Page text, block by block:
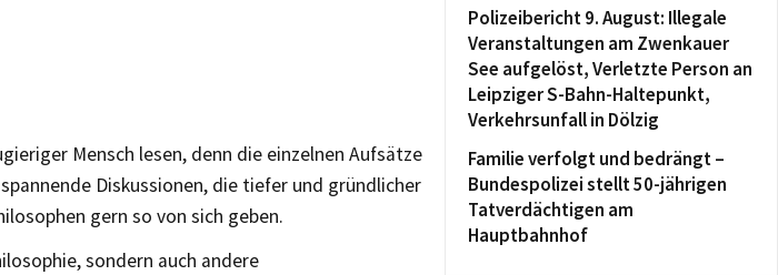
Mensch lesen, denn die einzelnen Aufsätze
Diskussionen, die tiefer und gründlicher
gern so von sich geben.
sondern auch andere
Polizeibericht 9. August: Illegale
Veranstaltungen am Zwenkauer
See aufgelöst, Verletzte Person an
Leipziger S-Bahn-Haltepunkt,
Verkehrsunfall in Dölzig
Familie verfolgt und bedrängt –
Bundespolizei stellt 50-jährigen
Tatverdächtigen am
Hauptbahnhof